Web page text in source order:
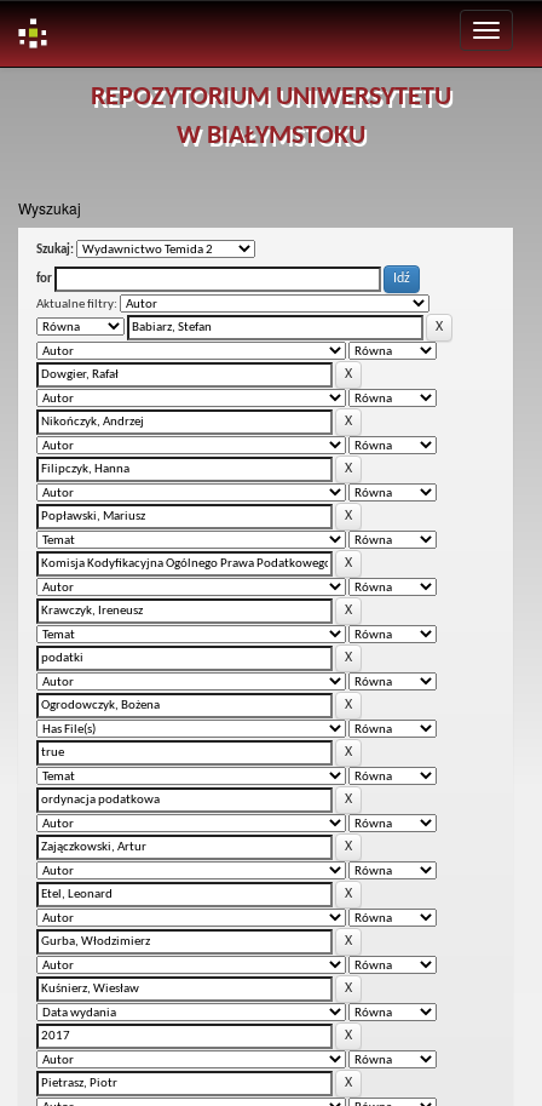
REPOZYTORIUM UNIWERSYTETU
W BIAŁYMSTOKU
Wyszukaj
Szukaj:
for
Aktualne filtry: